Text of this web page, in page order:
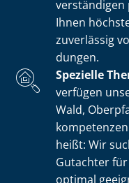
ver­stän­di­gen
Ihnen
zuverlässig
dun­gen.
Spezielle
verfügen
Wald,
heißt: Wir
Gutachter
optimal